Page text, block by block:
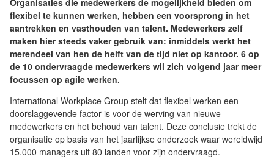
Organisaties die medewerkers de mogelijkheid bieden om
flexibel te kunnen werken, hebben een voorsprong in het
aantrekken en vasthouden van talent. Medewerkers zelf
maken hier steeds vaker gebruik van: inmiddels werkt het
merendeel van hen de helft van de tijd niet op kantoor. 6 op
de 10 ondervraagde medewerkers wil zich volgend jaar meer
focussen op agile werken.
International Workplace Group stelt dat flexibel werken een
doorslaggevende factor is voor de werving van nieuwe
medewerkers en het behoud van talent. Deze conclusie trekt de
organisatie op basis van het jaarlijkse onderzoek waar wereldwijd
15.000 managers uit 80 landen voor zijn ondervraagd.